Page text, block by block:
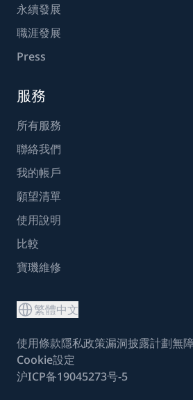
永續發展
職涯發展
Press
服務
所有服務
聯絡我們
我的帳戶
願望清單
使用說明
比較
寶璣維修
繁體中文
使用條款隱私政策漏洞披露計劃無
Cookie設定
沪ICP备19045273号-5